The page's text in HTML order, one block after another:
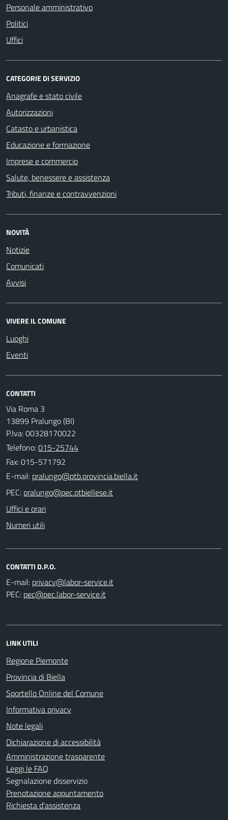
Personale amministrativo
Politici
Uffici
CATEGORIE DI SERVIZIO
Anagrafe e stato civile
Autorizzazioni
Catasto e urbanistica
Educazione e formazione
Imprese e commercio
Salute, benessere e assistenza
Tributi, finanze e contravvenzioni
NOVITÀ
Notizie
Comunicati
Avvisi
VIVERE IL COMUNE
Luoghi
Eventi
CONTATTI
Via Roma 3
13899 Pralungo (BI)
P.Iva: 00328170022
Telefono:015-25744
Fax: 015-571792
E-mail:
PEC:
Uffici e orari
Numeri utili
CONTATTI D.P.O.
E-mail:
PEC:
LINK UTILI
Regione Piemonte
Provincia di Biella
Sportello Online del Comune
Informativa privacy
Note legali
Dichiarazione di accessibilità
Amministrazione trasparente
Leggi le FAQ
Segnalazione disservizio
Prenotazione appuntamento
Richiesta d'assistenza